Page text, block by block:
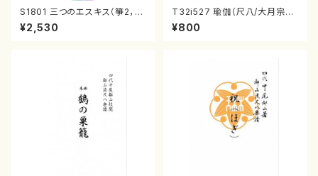
S1801 三つのエスキス（箏2，1
7/清水 脩/楽譜）
¥2,530
T32i527 瑜伽（尺八/大月宗明/
楽譜）都山流公刊楽譜曲番:223
6
¥800